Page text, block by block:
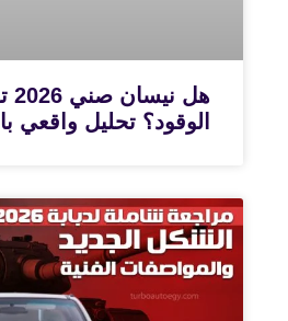
الوقود؟ تحليل واقعي